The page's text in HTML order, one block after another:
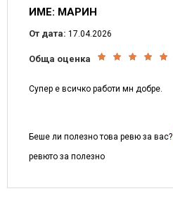
ИМЕ: МАРИН
От дата: 17.04.2026
Обща оценка
Супер е всичко работи мн добре.
Беше ли полезно това ревю за вас?
ревюто за полезно